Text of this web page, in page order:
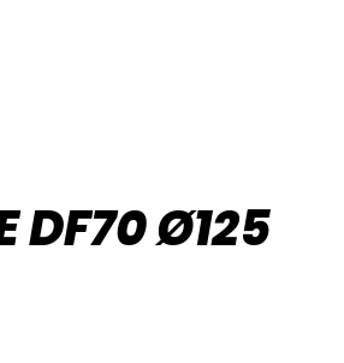
DF70 Ø125